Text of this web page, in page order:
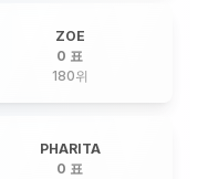
ZOE
0 표
180위
PHARITA
0 표